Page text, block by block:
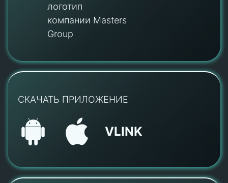
логотип
компании Masters
Group
СКАЧАТЬ ПРИЛОЖЕНИЕ
VLINK